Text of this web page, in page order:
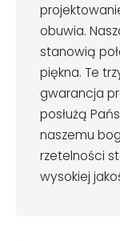
obuwia.
stanowią
piękna. Te
gwarancja
posłużą
naszemu
rzetelności
wysokiej